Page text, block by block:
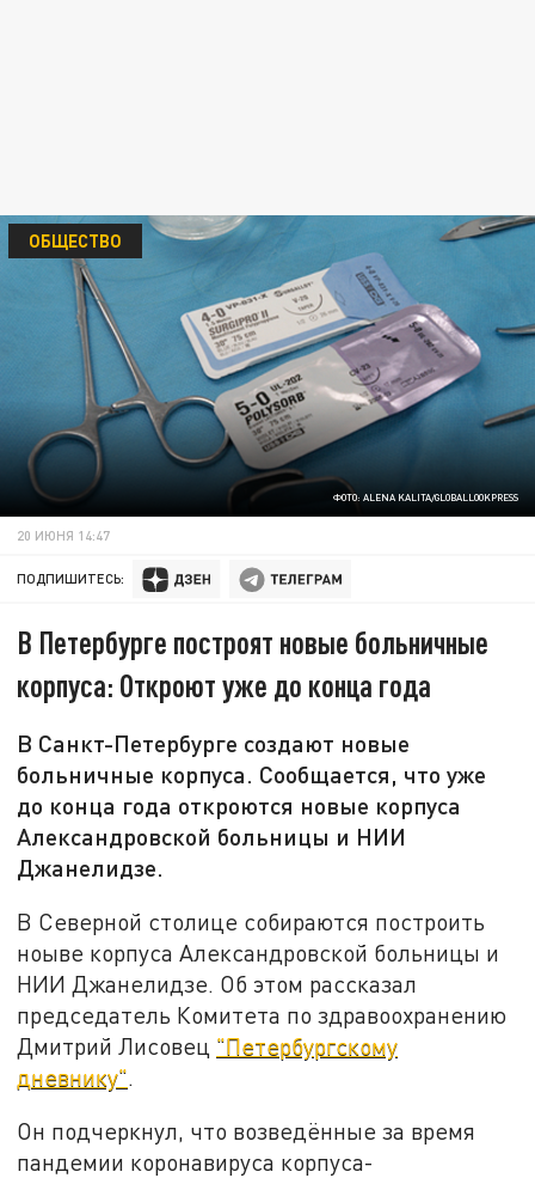
ФОТО: ALENA KALITA/GLOBALLOOKPRESS
ОБЩЕСТВО
20 ИЮНЯ 14:47
ПОДПИШИТЕСЬ:
В Петербурге построят новые больничные
корпуса: Откроют уже до конца года
В Санкт-Петербурге создают новые
больничные корпуса. Сообщается, что уже
до конца года откроются новые корпуса
Александровской больницы и НИИ
Джанелидзе.
В Северной столице собираются построить
ноыве корпуса Александровской больницы и
НИИ Джанелидзе. Об этом рассказал
председатель Комитета по здравоохранению
Дмитрий Лисовец "Петербургскому
дневнику".
Он подчеркнул, что возведённые за время
пандемии коронавируса корпуса-